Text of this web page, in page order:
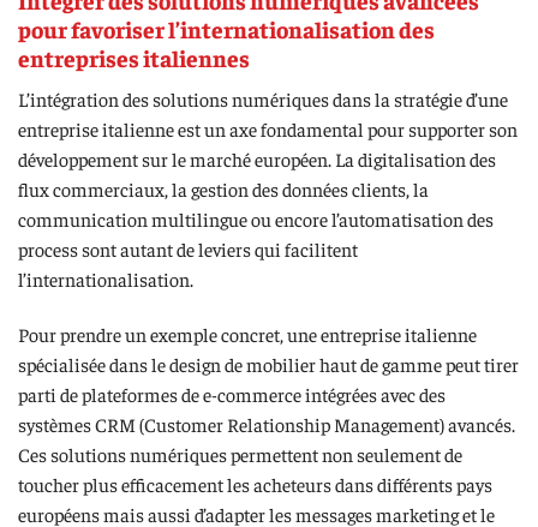
pour favoriser l’internationalisation des
entreprises italiennes
L’intégration des solutions numériques dans la stratégie d’une
entreprise italienne est un axe fondamental pour supporter son
développement sur le marché européen. La digitalisation des
flux commerciaux, la gestion des données clients, la
communication multilingue ou encore l’automatisation des
process sont autant de leviers qui facilitent
l’internationalisation.
Pour prendre un exemple concret, une entreprise italienne
spécialisée dans le design de mobilier haut de gamme peut tirer
parti de plateformes de e-commerce intégrées avec des
systèmes CRM (Customer Relationship Management) avancés.
Ces solutions numériques permettent non seulement de
toucher plus efficacement les acheteurs dans différents pays
européens mais aussi d’adapter les messages marketing et le